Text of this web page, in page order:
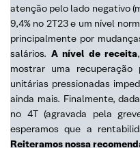
atenção pelo lado negativo
9,4% no 2T23 e um nível
principalmente por
salários. A nível de receita
mostrar uma recuperação
unitárias pressionadas
ainda mais. Finalmente,
no 4T (agravada pela
esperamos que a
Reiteramos nossa